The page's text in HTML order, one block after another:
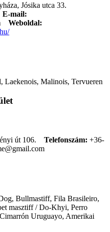
Jósika utca 33.
E-mail:
Weboldal:
Laekenois, Malinois, Tervueren
út 106. Telefonszám: +36-
Bullmastiff, Fila Brasileiro,
masztiff / Do-Khyi, Perro
Uruguayo, Amerikai